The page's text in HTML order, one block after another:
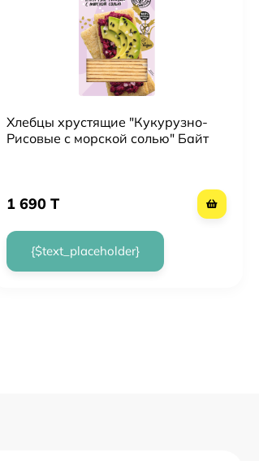
Хлебцы хрустящие "Кукурузно-
Рисовые с морской солью" Байт
1 690 T
{$text_placeholder}